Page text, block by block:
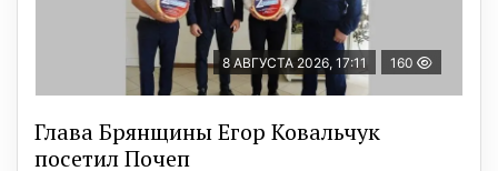
8 АВГУСТА 2026, 17:11 160
Глава Брянщины Егор Ковальчук
посетил Почеп